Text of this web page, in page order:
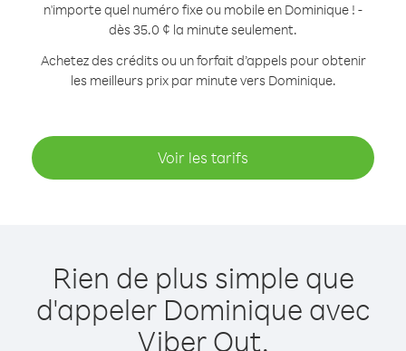
n'importe quel numéro fixe ou mobile en Dominique ! -
dès 35.0 ¢ la minute seulement.
Achetez des crédits ou un forfait d’appels pour obtenir
les meilleurs prix par minute vers Dominique.
Voir les tarifs
Rien de plus simple que
d'appeler Dominique avec
Viber Out.